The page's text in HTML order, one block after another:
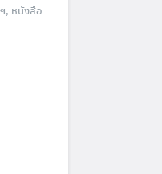
, หนังสือ